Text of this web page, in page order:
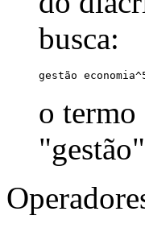
busca:
gestão
o termo
"gestão"